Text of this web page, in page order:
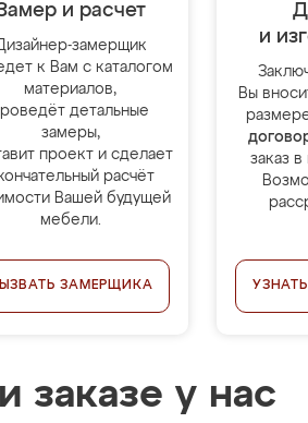
и расчет
замерщик
к Вам с каталогом
материалов,
детальные
замеры,
проект и сделает
расчёт
Вашей будущей
мебели.
ЗАМЕРЩИКА
и
Вы
заказ
заказе у нас